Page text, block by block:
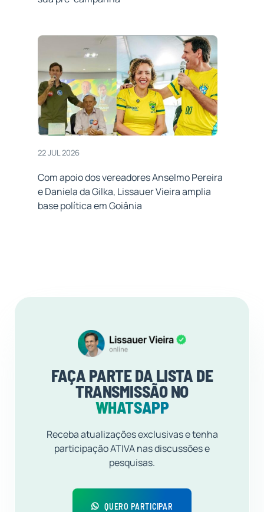
22 JUL 2026
Com apoio dos vereadores Anselmo Pereira
e Daniela da Gilka, Lissauer Vieira amplia
base política em Goiânia
FAÇA PARTE DA LISTA DE
TRANSMISSÃO NO
WHATSAPP
Receba atualizações exclusivas e tenha
participação ATIVA nas discussões e
pesquisas.
QUERO PARTICIPAR